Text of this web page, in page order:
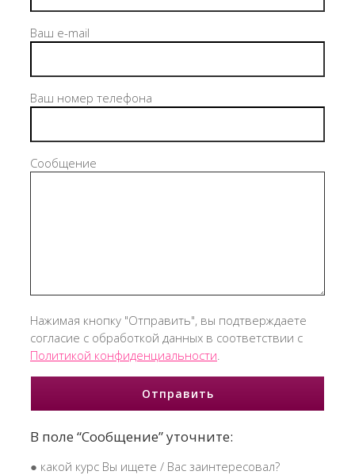
Ваш e-mail
Ваш номер телефона
Сообщение
Нажимая кнопку "Отправить", вы подтверждаете
согласие с обработкой данных в соответствии с
Политикой конфиденциальности.
В поле “Сообщение” уточните:
● какой курс Вы ищете / Вас заинтересовал?